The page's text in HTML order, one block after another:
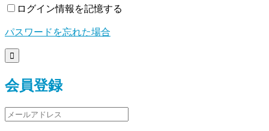
ログイン情報を記憶する
パスワードを忘れた場合

会員登録